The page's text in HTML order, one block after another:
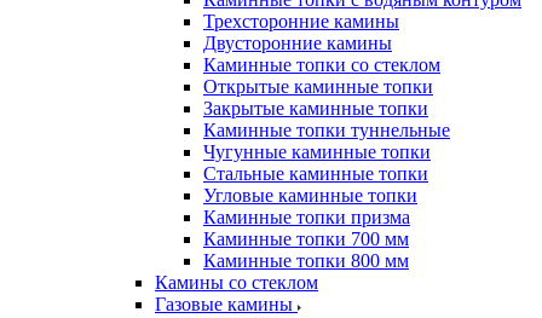
Трехсторонние камины
Двусторонние камины
Каминные топки со стеклом
Открытые каминные топки
Закрытые каминные топки
Каминные топки туннельные
Чугунные каминные топки
Стальные каминные топки
Угловые каминные топки
Каминные топки призма
Каминные топки 700 мм
Каминные топки 800 мм
Камины со стеклом
Газовые камины